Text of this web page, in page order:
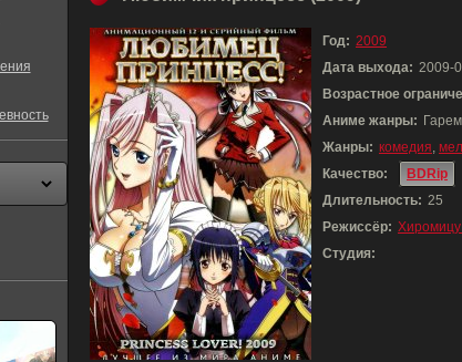
Год: 2009
Дата выхода: 2009-
Возрастное
Аниме жанры:
Жанры: комедия,
Качество:
BDRip
Длительность: 25
Режиссёр:
Студия: